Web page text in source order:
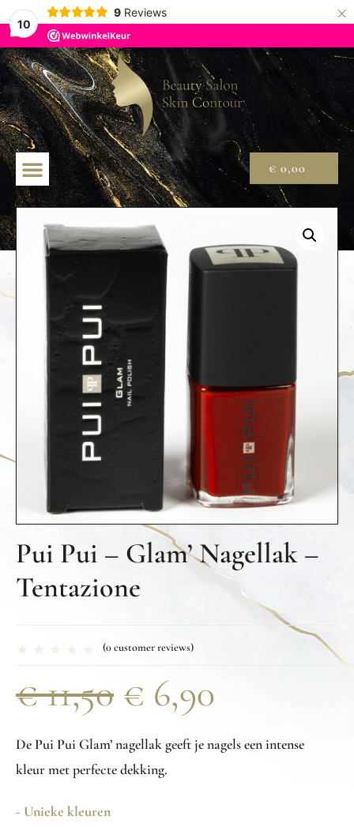
10
9 Reviews ×
€ 0,00
Pui Pui – Glam’ Nagellak –
Tentazione
(0customer reviews)
€11,50 € 6,90
De Pui Pui Glam’ nagellak geeft je nagels een intense
kleur met perfecte dekking.
- Unieke kleuren